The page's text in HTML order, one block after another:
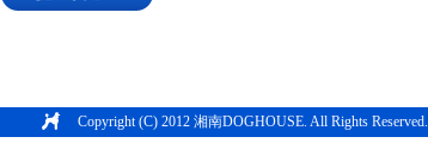
Copyright (C) 2012 湘南DOGHOUSE. All Rights Reserved.